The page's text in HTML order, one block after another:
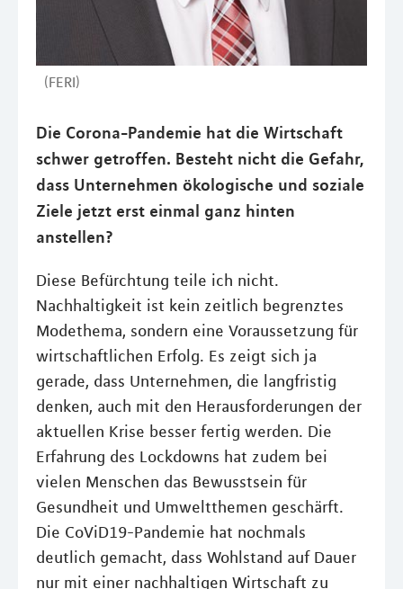
(FERI)
Die Corona-Pandemie hat die Wirtschaft
schwer getroffen. Besteht nicht die Gefahr,
dass Unternehmen ökologische und soziale
Ziele jetzt erst einmal ganz hinten
anstellen?
Diese Befürchtung teile ich nicht.
Nachhaltigkeit ist kein zeitlich begrenztes
Modethema, sondern eine Voraussetzung für
wirtschaftlichen Erfolg. Es zeigt sich ja
gerade, dass Unternehmen, die langfristig
denken, auch mit den Herausforderungen der
aktuellen Krise besser fertig werden. Die
Erfahrung des Lockdowns hat zudem bei
vielen Menschen das Bewusstsein für
Gesundheit und Umweltthemen geschärft.
Die CoViD19-Pandemie hat nochmals
deutlich gemacht, dass Wohlstand auf Dauer
nur mit einer nachhaltigen Wirtschaft zu